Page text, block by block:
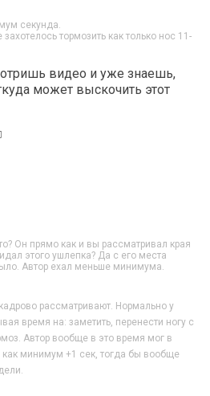
секунда.
тормозить как только нос 11-
видео и уже знаешь,
может выскочить этот
Он прямо как и вы рассматривал края
этого ушлепка? Да с его места
Автор ехал меньше минимума.
рассматривают. Нормально у
время на: заметить, перенести ногу с
Автор вообще в это время мог в
как минимум +1 сек, тогда бы вообще